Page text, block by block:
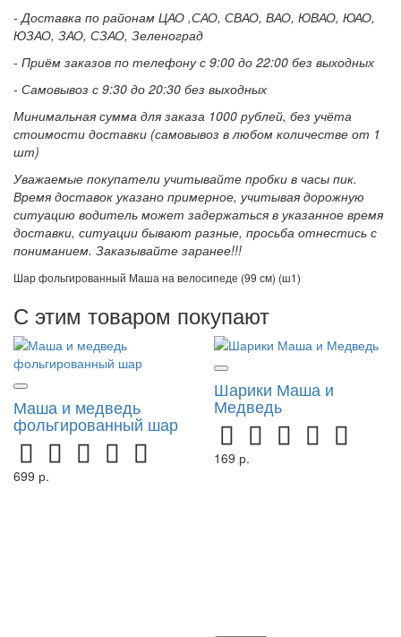
- Доставка по районам ЦАО ,САО, СВАО, ВАО, ЮВАО, ЮАО,
ЮЗАО, ЗАО, СЗАО, Зеленоград
- Приём заказов по телефону с 9:00 до 22:00 без выходных
- Самовывоз с 9:30 до 20:30 без выходных
Минимальная сумма для заказа 1000 рублей, без учёта
стоимости доставки (самовывоз в любом количестве от 1
шт)
Уважаемые покупатели учитывайте пробки в часы пик.
Время доставок указано примерное, учитывая дорожную
ситуацию водитель может задержаться в указанное время
доставки, ситуации бывают разные, просьба отнестись с
пониманием. Заказывайте заранее!!!
Шар фольгированный Маша на велосипеде (99 см) (ш1)
С этим товаром покупают
Маша и медведь
фольгированный шар
699 р.
Шарики Маша и
Медведь
169 р.